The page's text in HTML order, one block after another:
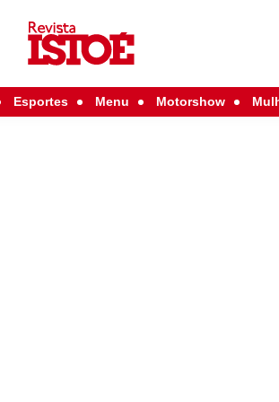
Esportes Menu Motorshow